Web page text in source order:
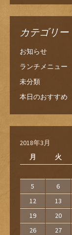
カテゴリー
お知らせ
ランチメニュー
未分類
本日のおすすめ
2018年3月
月
火
5
6
12
13
19
20
26
27